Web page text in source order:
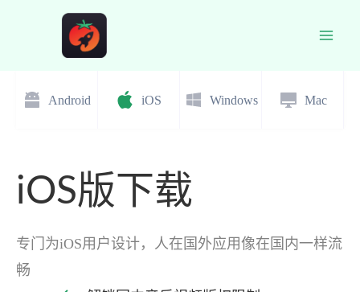
Android iOS Windows Mac
iOS版下载
专门为iOS用户设计，人在国外应用像在国内一样流
畅